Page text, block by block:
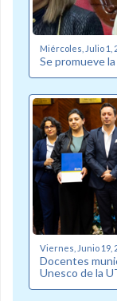
Miércoles, Julio 1,
Se promueve
Viernes, Junio 19,
Docentes
Unesco de la